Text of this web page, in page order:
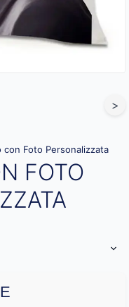
>
con Foto Personalizzata
FOTO